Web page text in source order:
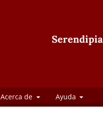
Serendipia
Acerca de Ayuda